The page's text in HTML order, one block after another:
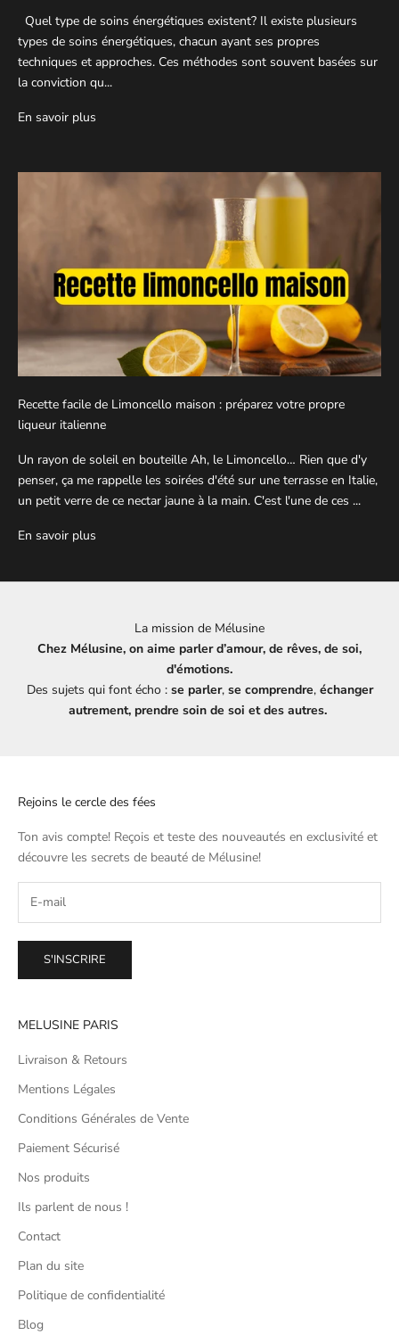
Quel type de soins énergétiques existent? Il existe plusieurs
types de soins énergétiques, chacun ayant ses propres
techniques et approches. Ces méthodes sont souvent basées sur
la conviction qu...
En savoir plus
Recette facile de Limoncello maison : préparez votre propre
liqueur italienne
Un rayon de soleil en bouteille Ah, le Limoncello… Rien que d'y
penser, ça me rappelle les soirées d'été sur une terrasse en Italie,
un petit verre de ce nectar jaune à la main. C'est l'une de ces ...
En savoir plus
La mission de Mélusine
Chez Mélusine, on aime parler d’amour, de rêves, de soi,
d'émotions.
Des sujets qui font écho : se parler, se comprendre, échanger
autrement, prendre soin de soi et des autres.
Rejoins le cercle des fées
Ton avis compte! Reçois et teste des nouveautés en exclusivité et
découvre les secrets de beauté de Mélusine!
S'INSCRIRE
MELUSINE PARIS
Livraison & Retours
Mentions Légales
Conditions Générales de Vente
Paiement Sécurisé
Nos produits
Ils parlent de nous !
Contact
Plan du site
Politique de confidentialité
Blog